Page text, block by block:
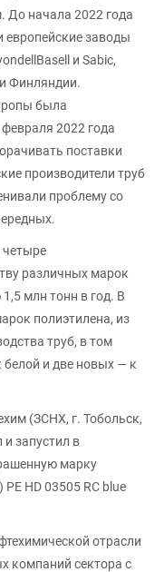
До начала 2022 года
заводы
и Sabic,
Финляндии.
была
2022 года
поставки
производители труб
проблему со
четыре
различных марок
млн тонн в год. В
полиэтилена, из
труб, в том
белой и две новых — к
(ЗСНХ, г. Тобольск,
запустил в
марку
HD 03505 RC blue
отрасли
компаний сектора с